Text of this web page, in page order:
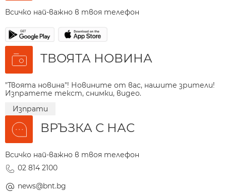
Всичко най-важно в твоя телефон
ТВОЯТА НОВИНА
"Твоята новина"! Новините от вас, нашите зрители!
Изпратете текст, снимки, видео.
Изпрати
ВРЪЗКА С НАС
Всичко най-важно в твоя телефон
02 814 2100
news@bnt.bg